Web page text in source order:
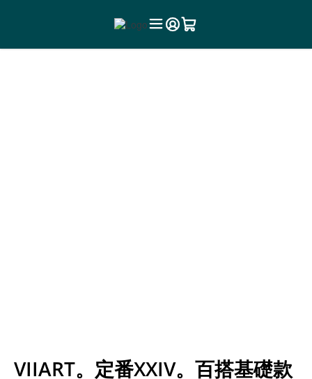
VIIART。定番XXIV。百搭基礎款